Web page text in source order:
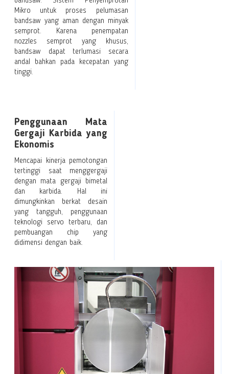
Mikro untuk proses pelumasan
bandsaw yang aman dengan minyak
semprot. Karena penempatan
nozzles semprot yang khusus,
bandsaw dapat terlumasi secara
andal bahkan pada kecepatan yang
tinggi.
Penggunaan Mata
Gergaji Karbida yang
Ekonomis
Mencapai kinerja pemotongan
tertinggi saat menggergaji
dengan mata gergaji bimetal
dan karbida. Hal ini
dimungkinkan berkat desain
yang tangguh, penggunaan
teknologi servo terbaru, dan
pembuangan chip yang
didimensi dengan baik.